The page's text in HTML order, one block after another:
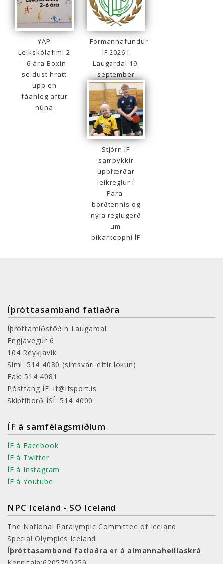
YAP
Leikskólafimi 2
- 6 ára Boxin
seldust hratt
upp en
fáanleg aftur
núna
Formannafundur
ÍF 2026 í
Laugardal 19.
september
Stjórn ÍF
samþykkir
uppfærðar
leikreglur í
Para-
borðtennis og
nýja reglugerð
um
bikarkeppni ÍF
Íþróttasamband fatlaðra
Íþróttamiðstöðin Laugardal
Engjavegur 6
104 Reykjavík
Sími: 514 4080(símsvari eftir lokun)
Fax: 514 4081
Póstfang ÍF: if@ifsport.is
Skiptiborð ÍSÍ: 514 4000
ÍF á samfélagsmiðlum
ÍF á Facebook
ÍF á Twitter
ÍF á Instagram
ÍF á Youtube
NPC Iceland - SO Iceland
The National Paralympic Committee of Iceland
Special Olympics Iceland
Íþróttasamband fatlaðra er á almannaheillaskrá